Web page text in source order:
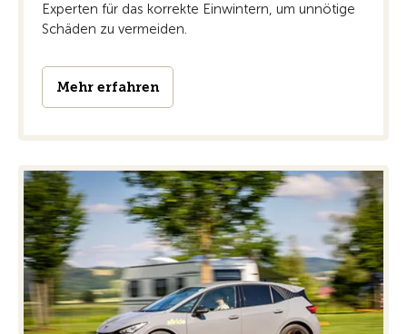
Experten für das korrekte Einwintern, um unnötige
Schäden zu vermeiden.
Mehr erfahren